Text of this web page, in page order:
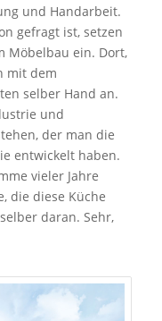
und Handarbeit.
gefragt ist, setzen
Möbelbau ein. Dort,
mit dem
selber Hand an.
und
der man die
entwickelt haben.
vieler Jahre
die diese Küche
daran. Sehr,